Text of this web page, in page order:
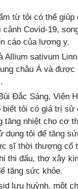
từ tỏi có thể
cảnh Covid-19,
cáo của lương y.
Allium sativum
châu Á và được
Đắc Sáng, Viện
biết tỏi có giá trị sử
tăng nhiệt cho cơ
dụng tỏi để tăng
sĩ thời thượng cổ
thi đấu, thợ xây
tăng sức khỏe.
lưu huỳnh, một